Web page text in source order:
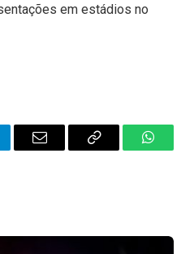
em estádios no
Email
Copy